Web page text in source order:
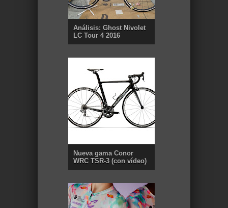
Análisis: Ghost Nivolet
LC Tour 4 2016
Nueva gama Conor
WRC TSR-3 (con vídeo)